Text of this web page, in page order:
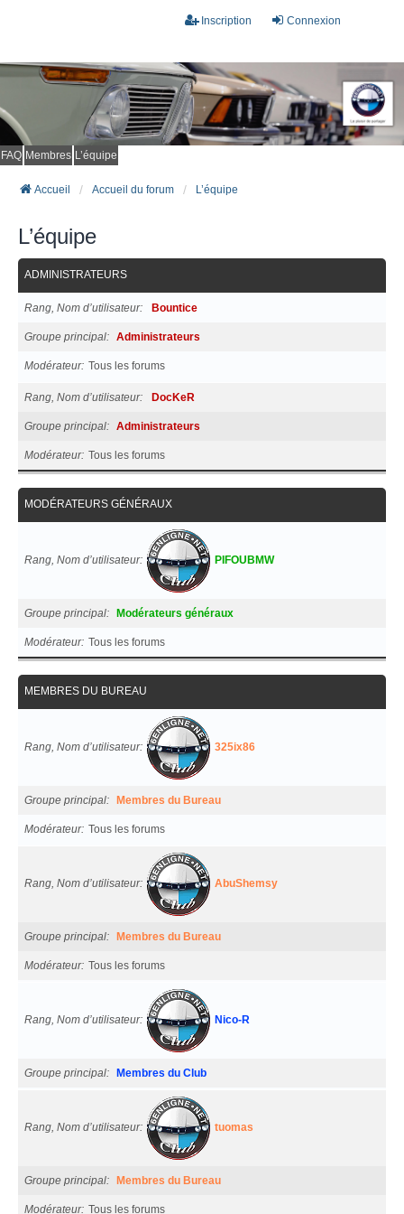
Connexion
Inscription
FAQ Membres L’équipe
Accueil Accueil du forum L’équipe
L’équipe
ADMINISTRATEURS
Rang, Nom d’utilisateur Bountice
Groupe principal Administrateurs
Modérateur Tous les forums
Rang, Nom d’utilisateur DocKeR
Groupe principal Administrateurs
Modérateur Tous les forums
MODÉRATEURS GÉNÉRAUX
Rang, Nom d’utilisateur PIFOUBMW
Groupe principal Modérateurs généraux
Modérateur Tous les forums
MEMBRES DU BUREAU
Rang, Nom d’utilisateur 325ix86
Groupe principal Membres du Bureau
Modérateur Tous les forums
Rang, Nom d’utilisateur AbuShemsy
Groupe principal Membres du Bureau
Modérateur Tous les forums
Rang, Nom d’utilisateur Nico-R
Groupe principal Membres du Club
Rang, Nom d’utilisateur tuomas
Groupe principal Membres du Bureau
Modérateur Tous les forums